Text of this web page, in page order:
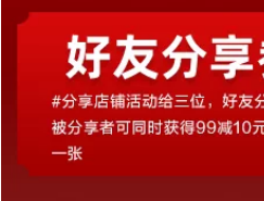
cemoy trong ánh
sáng buổi sáng Úc
cách ly toàn dải
chống tia UV mặt
trời nhỏ SPF50 mới
kem chống nắng
atomy
724,000